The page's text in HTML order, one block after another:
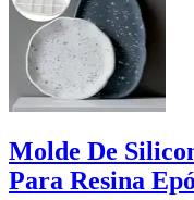
Molde De
Para Resina